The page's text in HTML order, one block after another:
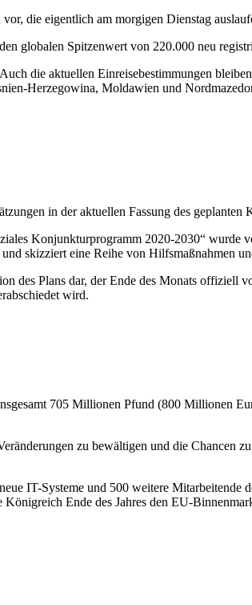
die eigentlich am morgigen Dienstag
globalen Spitzenwert von 220.000 neu
die aktuellen Einreisebestimmungen
Herzegowina, Moldawien und
in der aktuellen Fassung des geplanten
Konjunkturprogramm 2020-2030“ wurde
skizziert eine Reihe von Hilfsmaßnahmen
des Plans dar, der Ende des Monats offiziell
wird.
705 Millionen Pfund (800 Millionen
zu bewältigen und die Chancen
IT-Systeme und 500 weitere Mitarbeitende
Ende des Jahres den EU-